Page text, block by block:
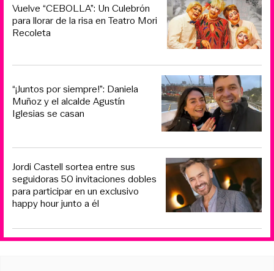
Vuelve “CEBOLLA”: Un Culebrón
para llorar de la risa en Teatro Mori
Recoleta
“¡Juntos por siempre!”: Daniela
Muñoz y el alcalde Agustín
Iglesias se casan
Jordi Castell sortea entre sus
seguidoras 50 invitaciones dobles
para participar en un exclusivo
happy hour junto a él